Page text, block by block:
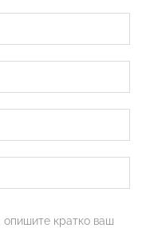
опишите кратко ваш